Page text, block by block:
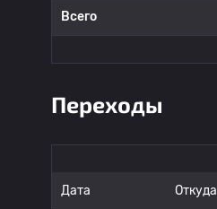
Всего
Переходы
Дата Откуда